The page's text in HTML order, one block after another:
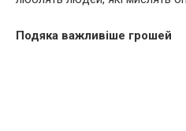
Подяка важливіше грошей